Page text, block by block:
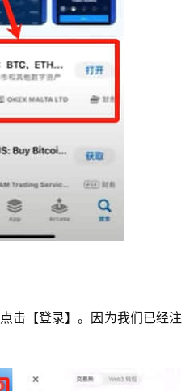
击【登录】。因为我们已经注